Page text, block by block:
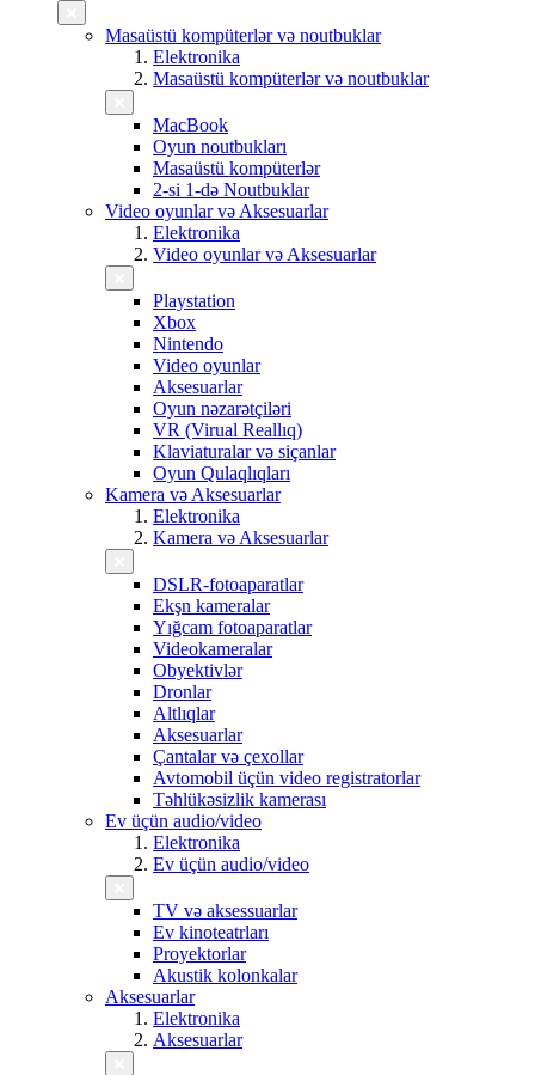
Masaüstü kompüterlər və noutbuklar
Elektronika
Masaüstü kompüterlər və noutbuklar
MacBook
Oyun noutbukları
Masaüstü kompüterlər
2-si 1-də Noutbuklar
Video oyunlar və Aksesuarlar
Elektronika
Video oyunlar və Aksesuarlar
Playstation
Xbox
Nintendo
Video oyunlar
Aksesuarlar
Oyun nəzarətçiləri
VR (Virual Reallıq)
Klaviaturalar və siçanlar
Oyun Qulaqlıqları
Kamera və Aksesuarlar
Elektronika
Kamera və Aksesuarlar
DSLR-fotoaparatlar
Ekşn kameralar
Yığcam fotoaparatlar
Videokameralar
Obyektivlər
Dronlar
Altlıqlar
Aksesuarlar
Çantalar və çexollar
Avtomobil üçün video registratorlar
Təhlükəsizlik kamerası
Ev üçün audio/video
Elektronika
Ev üçün audio/video
TV və aksessuarlar
Ev kinoteatrları
Proyektorlar
Akustik kolonkalar
Aksesuarlar
Elektronika
Aksesuarlar